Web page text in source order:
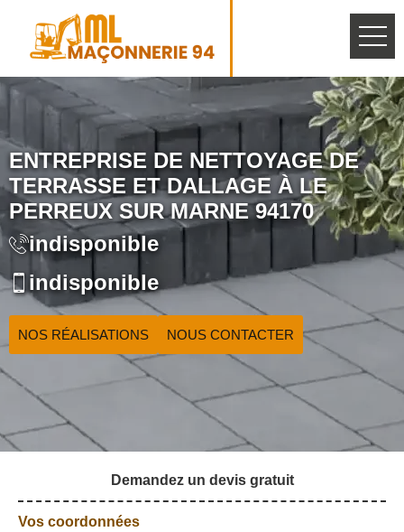
ENTREPRISE DE NETTOYAGE DE
TERRASSE ET DALLAGE À LE
PERREUX SUR MARNE 94170
indisponible
indisponible
NOS RÉALISATIONS NOUS CONTACTER
Demandez un devis gratuit
Vos coordonnées